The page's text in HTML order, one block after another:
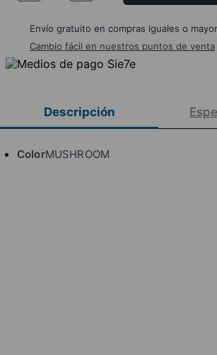
Envío gratuito en compras iguales o
Cambio fácil en nuestros puntos de venta
Descripción
ColorMUSHROOM